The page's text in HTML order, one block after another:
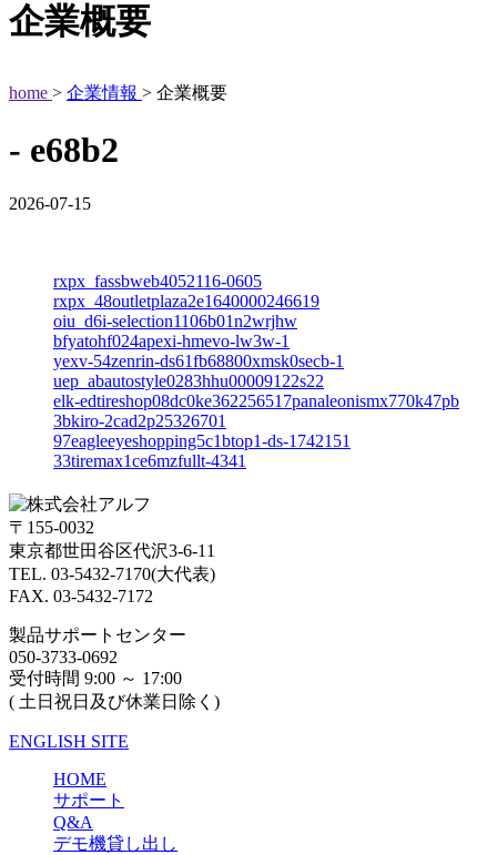
企業概要
home > 企業情報 > 企業概要
- e68b2
2026-07-15
rxpx_fassbweb4052116-0605
rxpx_48outletplaza2e1640000246619
oiu_d6i-selection1106b01n2wrjhw
bfyatohf024apexi-hmevo-lw3w-1
yexv-54zenrin-ds61fb68800xmsk0secb-1
uep_abautostyle0283hhu00009122s22
elk-edtireshop08dc0ke362256517panaleonismx770k47pb
3bkiro-2cad2p25326701
97eagleeyeshopping5c1btop1-ds-1742151
33tiremax1ce6mzfullt-4341
〒155-0032
東京都世田谷区代沢3-6-11
TEL. 03-5432-7170(大代表)
FAX. 03-5432-7172
製品サポートセンター
050-3733-0692
受付時間 9:00 ～ 17:00
( 土日祝日及び休業日除く)
ENGLISH SITE
HOME
サポート
Q&A
デモ機貸し出し